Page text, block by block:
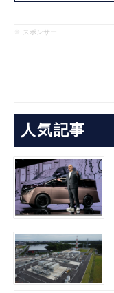
※ スポンサー
人気記事